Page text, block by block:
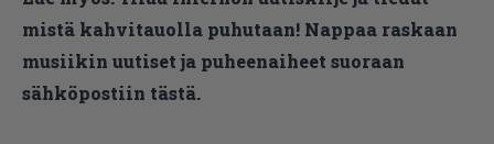
mistä kahvitauolla puhutaan! Nappaa raskaan
musiikin uutiset ja puheenaiheet suoraan
sähköpostiin tästä.